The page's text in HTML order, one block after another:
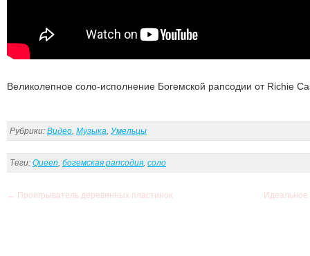
Великолепное соло-исполнение Богемской рапсодии от Richie
Рубрики: Видео, Музыка, Умельцы
Теги: Queen, богемская рапсодия, соло
← Проигрыватель деревянных пластинок